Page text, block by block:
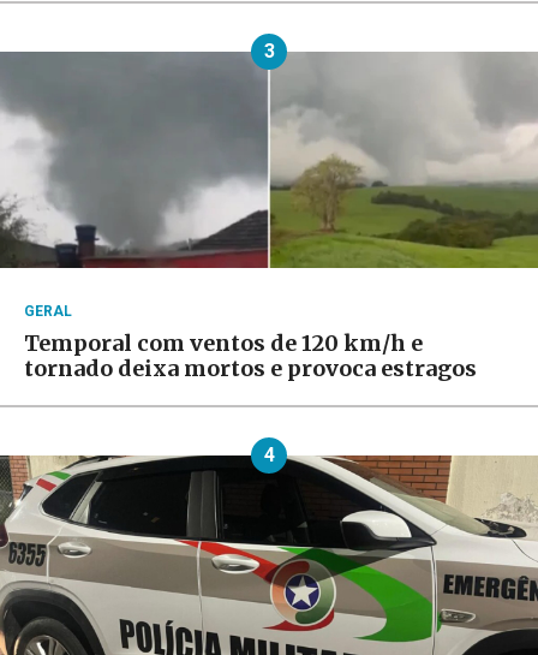
3
GERAL
Temporal com ventos de 120 km/h e
tornado deixa mortos e provoca estragos
4